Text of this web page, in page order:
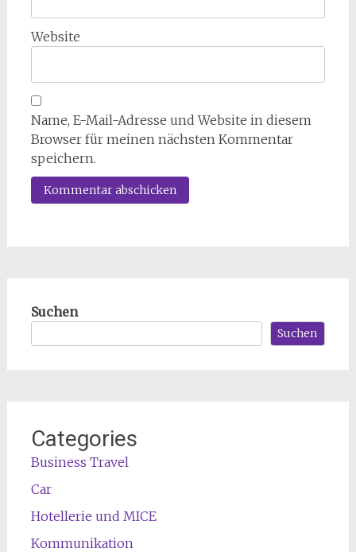
Website
Name, E-Mail-Adresse und Website in diesem
Browser für meinen nächsten Kommentar
speichern.
Suchen
Suchen
Categories
Business Travel
Car
Hotellerie und MICE
Kommunikation